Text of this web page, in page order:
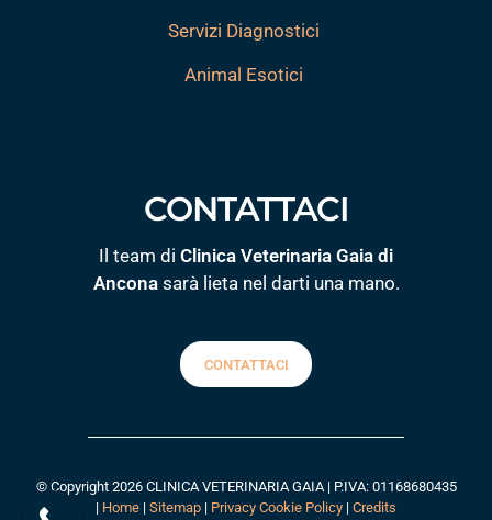
Servizi Diagnostici
Animal Esotici
CONTATTACI
Il team di Clinica Veterinaria Gaia di
Anconasarà lieta nel darti una mano.
CONTATTACI
© Copyright 2026 CLINICA VETERINARIA GAIA | P.IVA: 01168680435
| Home | Sitemap | Privacy Cookie Policy | Credits